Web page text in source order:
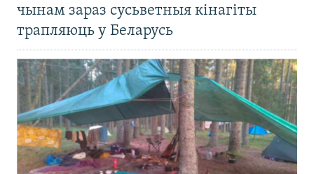
чынам зараз сусьветныя кінагіты
трапляюць у Беларусь